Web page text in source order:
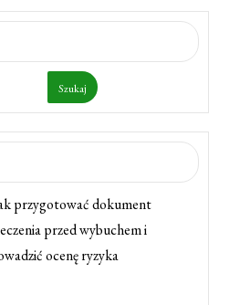
Szukaj
przygotować dokument
przed wybuchem i
ocenę ryzyka